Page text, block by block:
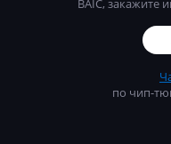
BAIC, закажите
по чип-